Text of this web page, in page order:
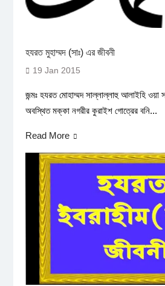
হযরত মুহাম্মদ (সাঃ) এর জীবনী
19 Jan 2015
জন্মঃ হযরত মোহাম্মদ সাল্লাল্লাহু আলাইহি ওয়া
অবস্থিত মক্কা নগরীর কুরাইশ গোত্রের বনি...
Read More